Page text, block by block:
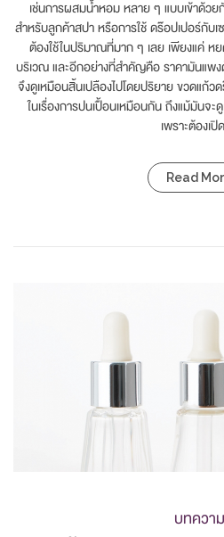
เช่นการผสมน้ำหอม หลาย ๆ แบบเข้าด้ว
สำหรับลูกค้าสปา หรือการใช้ ดร๊อปเปอร์กับเ
ต้องใช้ในปริมาณที่มาก ๆ เลย เพียงแค่ ห
บริเวณ และอีกอย่างที่สำคัญคือ ราคามันแพง
จึงดูเหมือนสิ้นเปลืองไปโดยปริยาย ขวดแก้
ในเรื่องการปนเปื้อนเหมือนกัน ถึงแม้มันจ
เพราะต้องเปิ
Read
บทความ